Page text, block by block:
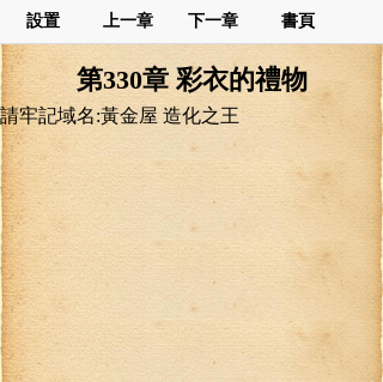
設置 上一章 下一章 書頁
第330章 彩衣的禮物
請牢記域名:黃金屋 造化之王